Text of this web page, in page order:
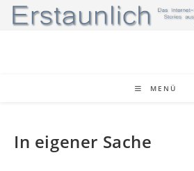
Zum
Inhalt
MENÜ
In eigener Sache